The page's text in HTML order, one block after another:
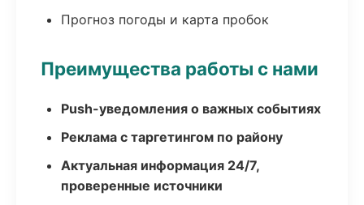
Прогноз погоды и карта пробок
Преимущества работы с нами
Push-уведомления о важных событиях
Реклама с таргетингом по району
Актуальная информация 24/7,
проверенные источники